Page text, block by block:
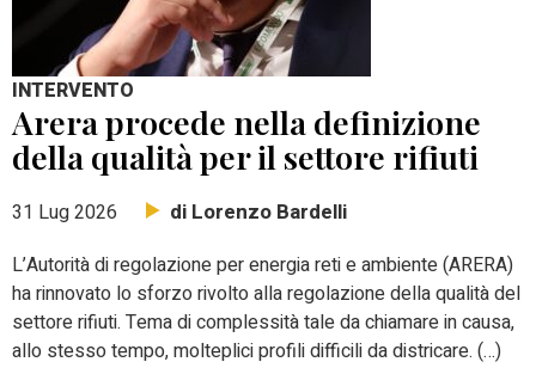
INTERVENTO
Arera procede nella definizione
della qualità per il settore rifiuti
31 Lug 2026 di Lorenzo Bardelli
L’Autorità di regolazione per energia reti e ambiente (ARERA)
ha rinnovato lo sforzo rivolto alla regolazione della qualità del
settore rifiuti. Tema di complessità tale da chiamare in causa,
allo stesso tempo, molteplici profili difficili da districare. (…)